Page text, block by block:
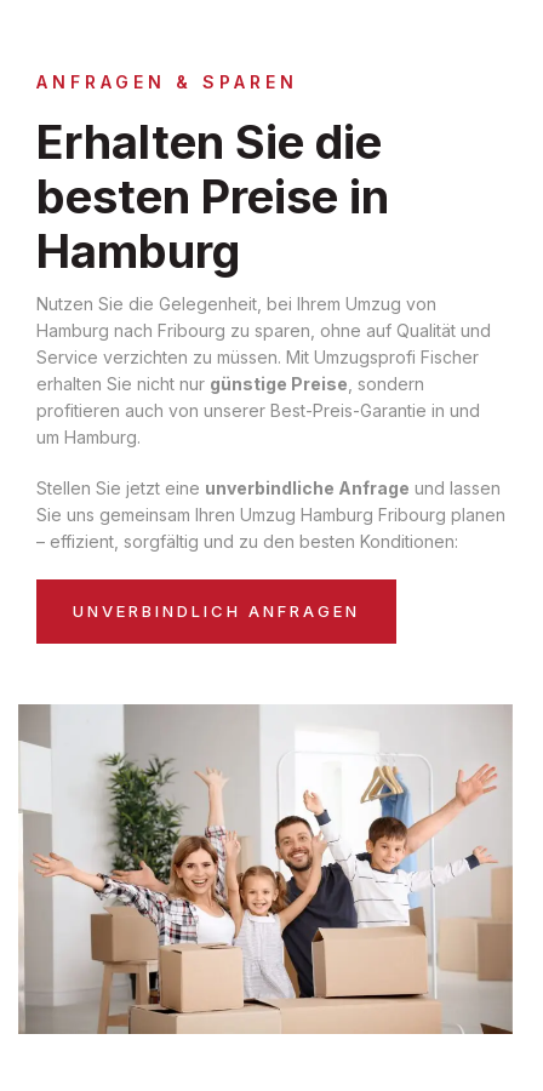
ANFRAGEN & SPAREN
Erhalten Sie die
besten Preise in
Hamburg
Nutzen Sie die Gelegenheit, bei Ihrem Umzug von
Hamburg nach Fribourg zu sparen, ohne auf Qualität und
Service verzichten zu müssen. Mit Umzugsprofi Fischer
erhalten Sie nicht nur günstige Preise , sondern
profitieren auch von unserer Best-Preis-Garantie in und
um Hamburg.
Stellen Sie jetzt eine unverbindliche Anfrage und lassen
Sie uns gemeinsam Ihren Umzug Hamburg Fribourg planen
– effizient, sorgfältig und zu den besten Konditionen:
UNVERBINDLICH ANFRAGEN